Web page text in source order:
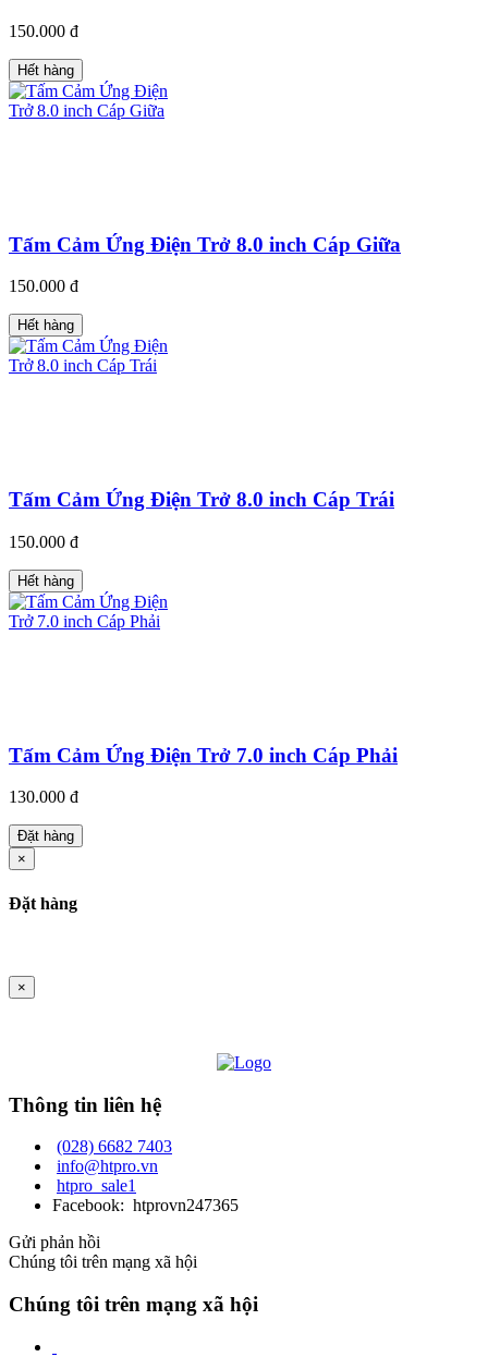
150.000 đ
Hết hàng
Tấm Cảm Ứng Điện Trở 8.0 inch Cáp Giữa
150.000 đ
Hết hàng
Tấm Cảm Ứng Điện Trở 8.0 inch Cáp Trái
150.000 đ
Hết hàng
Tấm Cảm Ứng Điện Trở 7.0 inch Cáp Phải
130.000 đ
Đặt hàng
×
Đặt hàng
×
Thông tin liên hệ
(028) 6682 7403
info@htpro.vn
htpro_sale1
Facebook: htprovn247365
Gửi phản hồi
Chúng tôi trên mạng xã hội
Chúng tôi trên mạng xã hội